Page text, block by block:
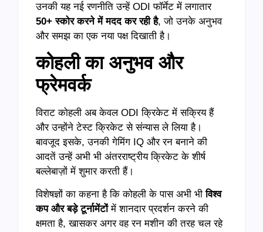
उनकी यह नई रणनीति उन्हें ODI फॉर्मेट में लगातार
50+स्कोर करने में मदद कर रही है, जो उनके अनुभव
और समझ का एक नया पक्ष दिखाती है।
कोहली का अनुभव और
फ्रेमवर्क
विराट कोहली अब केवल ODI क्रिकेट में सक्रिय हैं
और उन्होंने टेस्ट क्रिकेट से संन्यास ले लिया है।
बावजूद इसके, उनकी गेमिंग IQ और रन बनाने की
आदतें उन्हें अभी भी अंतरराष्ट्रीय क्रिकेट के शीर्ष
बल्लेबाज़ों में शुमार करती हैं।
विशेषज्ञों का कहना है कि कोहली के पास अभी भीविश्व
कप और बड़े टूर्नामेंटोंमें शानदार प्रदर्शन करने की
क्षमता है, खासकर अगर वह रन मशीन की तरह चल रहे